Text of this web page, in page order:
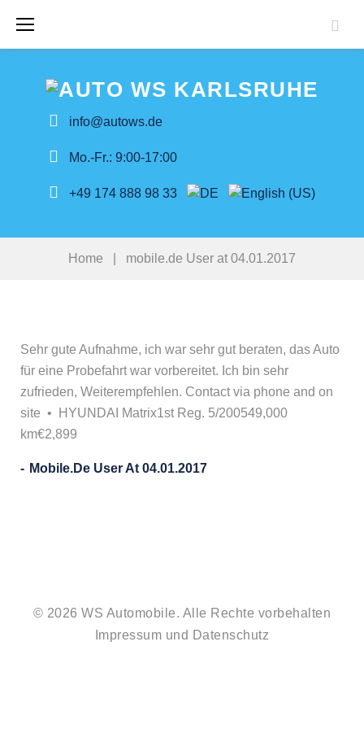
content
info@autows.de
Mo.-Fr.: 9:00-17:00
+49 174 888 98 33
Home mobile.de User at 04.01.2017
Sehr gute Aufnahme, ich war sehr gut beraten, das Auto
für eine Probefahrt war vorbereitet. Ich bin sehr
zufrieden, Weiterempfehlen. Contact via phone and on
site •
HYUNDAI Matrix1st Reg. 5/200549,000
km€2,899
Mobile.de User At 04.01.2017
© 2026 WS Automobile. Alle Rechte vorbehalten
Impressum und Datenschutz